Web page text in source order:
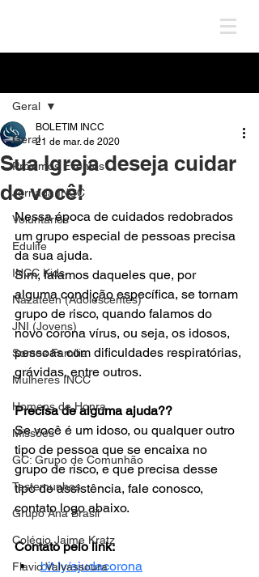
Geral
Próximos Eventos
Jornada INCC
Voluntários
Edulife
INCC Kids
Nazateen (Adolescentes)
JNI (Jovens)
Somos Família
Mulheres INCC
Homens de Honra
Missões
GC: Grupo de Comunhão
Testemunhos
Grupo Ana Brasil
Colégio Jaime Kratz
Flavio Valvassoura
Geral
Sua Igreja deseja cuidar
de você!
BOLETIM INCC
21 de mar. de 2020
Nessa época de cuidados redobrados
um grupo especial de pessoas precisa
da sua ajuda.
Sim, falamos daqueles que, por
alguma condição específica, se tornam
grupo de risco, quando falamos do
novo corona vírus, ou seja, os idosos,
pessoas com dificuldades respiratórias,
grávidas, entre outros.
Precisa de alguma ajuda??
Se você é um idoso, ou qualquer outro
tipo de pessoa que se encaixa no
grupo de risco, e que precisa desse
tipo de assistência, fale conosco,
contato logo abaixo.
Contato pelo link:
bit.ly/ajudacorona